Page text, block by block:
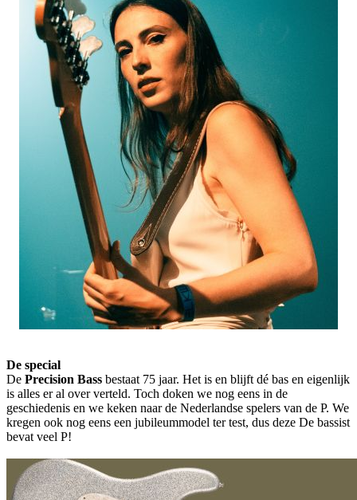
De special
De Precision Bass bestaat 75 jaar. Het is en blijft dé bas en eigenlijk
is alles er al over verteld. Toch doken we nog eens in de
geschiedenis en we keken naar de Nederlandse spelers van de P. We
kregen ook nog eens een jubileummodel ter test, dus deze De bassist
bevat veel P!